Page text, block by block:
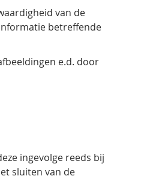
van de
betreffende
e.d. door
ingevolge reeds bij
sluiten van de